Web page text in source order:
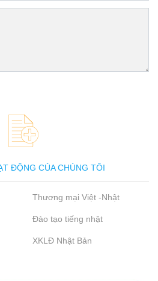
ĐỘNG CỦA CHÚNG TÔI
Thương mại Việt -Nhật
Đào tạo tiếng nhật
XKLĐ Nhật Bản